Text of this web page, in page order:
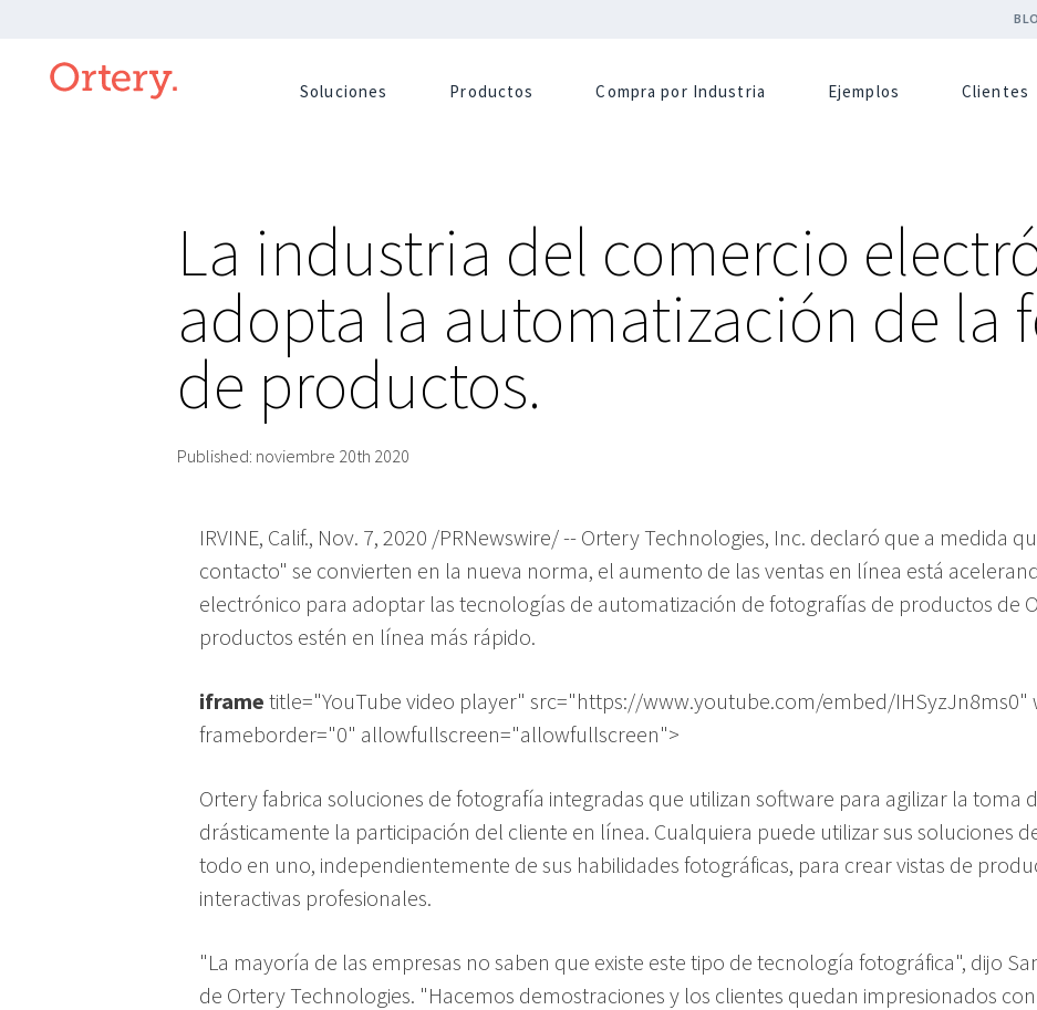
Soluciones Productos Compra por Industria Ejemplos Clientes
La industria del comercio
adopta la automatización de la
de productos.
Published: noviembre 20th 2020
IRVINE, Calif., Nov. 7, 2020 /PRNewswire/ -- Ortery Technologies, Inc. declaró que a medida
contacto" se convierten en la nueva norma, el aumento de las ventas en línea está
electrónico para adoptar las tecnologías de automatización de fotografías de productos de
productos estén en línea más rápido.
iframe title="YouTube video player" src="https://www.youtube.com/embed/IHSyzJn8ms0"
frameborder="0" allowfullscreen="allowfullscreen">
Ortery fabrica soluciones de fotografía integradas que utilizan software para agilizar la toma
drásticamente la participación del cliente en línea. Cualquiera puede utilizar sus soluciones
todo en uno, independientemente de sus habilidades fotográficas, para crear vistas de
interactivas profesionales.
"La mayoría de las empresas no saben que existe este tipo de tecnología fotográfica", dijo
de Ortery Technologies. "Hacemos demostraciones y los clientes quedan impresionados